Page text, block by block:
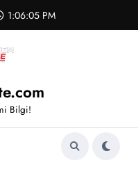
1:06:05 PM
Bilgi!